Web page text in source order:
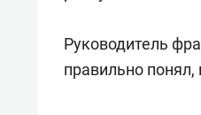
Руководитель
правильно